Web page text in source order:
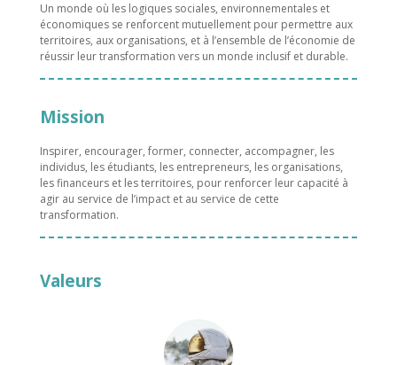
Un monde où les logiques sociales, environnementales et
économiques se renforcent mutuellement pour permettre aux
territoires, aux organisations, et à l’ensemble de l’économie de
réussir leur transformation vers un monde inclusif et durable.
Mission
Inspirer, encourager, former, connecter, accompagner, les
individus, les étudiants, les entrepreneurs, les organisations,
les financeurs et les territoires, pour renforcer leur capacité à
agir au service de l’impact et au service de cette
transformation.
Valeurs